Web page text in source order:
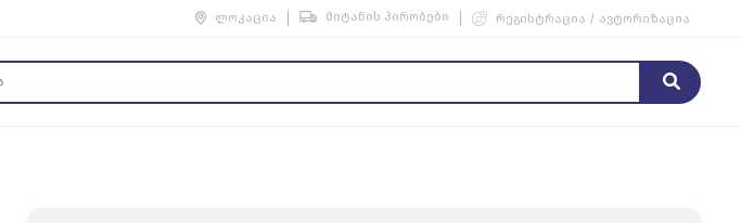
ლოკაცია მიტანის პირობები რეგისტრაცია / ავტორიზაცია